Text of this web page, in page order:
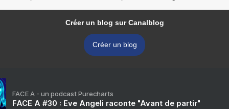
Créer un blog sur Canalblog
Créer un blog
FACE A - un podcast Purecharts
FACE A #30 : Eve Angeli raconte "Avant de partir"